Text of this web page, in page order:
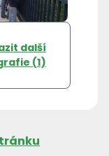
další
(1)